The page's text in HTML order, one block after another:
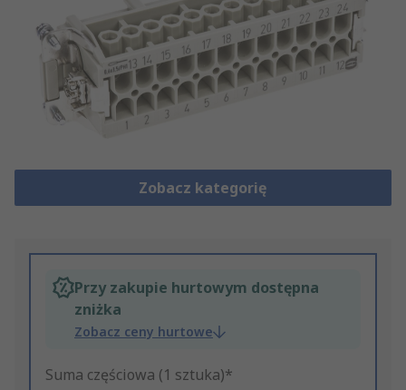
Zobacz kategorię
Przy zakupie hurtowym dostępna
zniżka
Zobacz ceny hurtowe
Suma częściowa (1 sztuka)*